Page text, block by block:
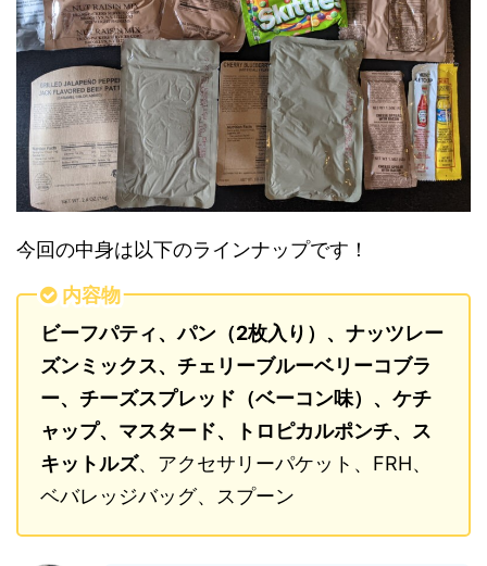
今回の中身は以下のラインナップです！
内容物
ビーフパティ、パン（2枚入り）、ナッツレー
ズンミックス、チェリーブルーベリーコブラ
ー、チーズスプレッド（ベーコン味）、ケチ
ャップ、マスタード、トロピカルポンチ、ス
キットルズ、アクセサリーパケット、FRH、
ベバレッジバッグ、スプーン